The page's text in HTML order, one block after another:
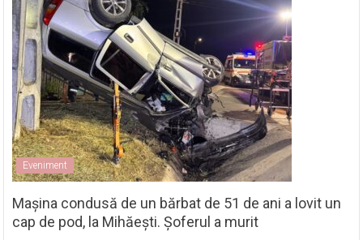
Eveniment
Mașina condusă de un bărbat de 51 de ani a lovit un
cap de pod, la Mihăești. Șoferul a murit